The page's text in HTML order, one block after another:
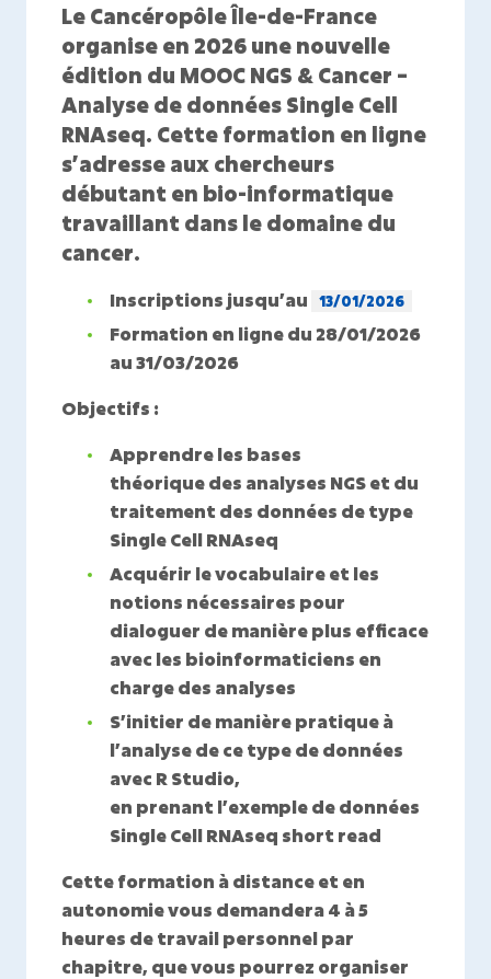
Le Cancéropôle Île-de-France
organise en 2026 une nouvelle
édition du MOOC NGS & Cancer –
Analyse de données Single Cell
RNAseq. Cette formation en ligne
s’adresse aux chercheurs
débutant en bio-informatique
travaillant dans le domaine du
cancer.
Inscriptions jusqu’au 13/01/2026
Formation en ligne du28/01/2026
au 31/03/2026
Objectifs :
Apprendre les bases
théoriquedes analyses NGS et du
traitement des données de type
Single Cell RNAseq
Acquérir le vocabulaireet les
notions nécessaires pour
dialoguer de manière plus efficace
avec les bioinformaticiens en
charge des analyses
S’initier de manière pratique à
l’analyse de ce type de données
avec R Studio,
en prenant l’exemple de données
Single Cell RNAseq short read
Cette formation à distance et en
autonomie vous demandera 4 à 5
heures de travail personnel par
chapitre, que vous pourrez organiser